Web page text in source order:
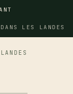
LES LANDES